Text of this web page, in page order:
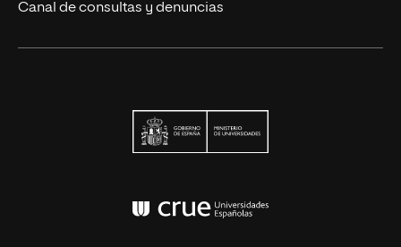
Canal de consultas y denuncias